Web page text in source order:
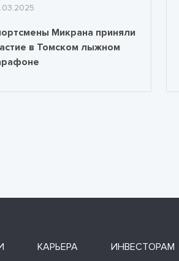
Микрана приняли
в Томском лыжном
КАРЬЕРА ИНВЕСТОРАМ